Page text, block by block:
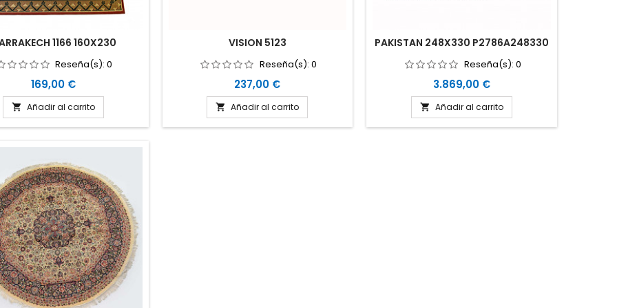
1166 160X230
Reseña(s):0
Precio
169,00 €
 Añadir al carrito
VISION 5123
Reseña(s): 0
Precio
237,00 €
 Añadir al carrito
PAKISTAN 248X330 P2786A248330
Reseña(s): 0
Precio
3.869,00 €
 Añadir al carrito